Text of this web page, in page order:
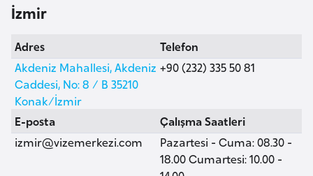
ş
l
e
l
e
İzmir
Adres
Akdeniz Mahallesi, Akdeniz
Caddesi, No: 8 / B 35210
Konak/İzmir
Telefon
+90 (232) 335 50 81
E-posta
izmir@vizemerkezi.com
Çalışma Saatleri
Pazartesi - Cuma: 08.30 -
18.00 Cumartesi: 10.00 -
v
u
s
t
u
r